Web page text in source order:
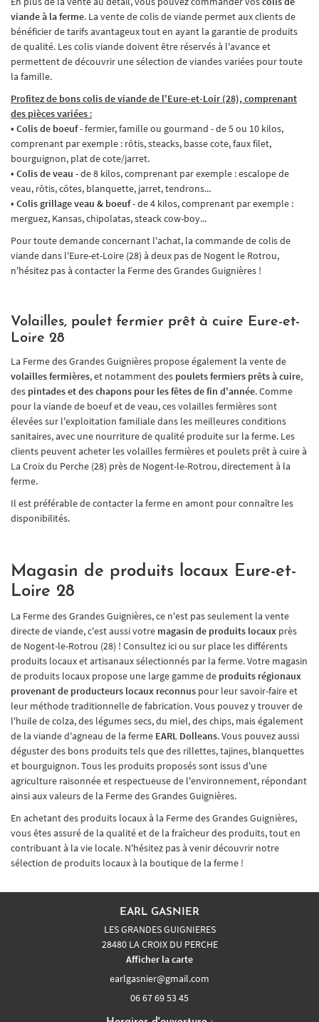
Rejoignez-
viande à la ferme. La vente de colis de viande permet aux clients de
bénéficier de tarifs avantageux tout en ayant la garantie de produits
de qualité. Les colis viande doivent être réservés à l'avance et
permettent de découvrir une sélection de viandes variées pour toute
la famille.
Profitez de bons colis de viande de l'Eure-et-Loir (28), comprenant
des pièces variées :
• Colis de boeuf- fermier, famille ou gourmand - de 5 ou 10 kilos,
comprenant par exemple : rôtis, steacks, basse cote, faux filet,
bourguignon, plat de cote/jarret.
• Colis de veau - de 8 kilos, comprenant par exemple : escalope de
veau, rôtis, côtes, blanquette, jarret, tendrons...
• Colis grillage veau & boeuf- de 4 kilos, comprenant par exemple :
merguez, Kansas, chipolatas, steack cow-boy...
Pour toute demande concernant l'achat, la commande de colis de
viande dans l'Eure-et-Loire (28) à deux pas de Nogent le Rotrou,
n'hésitez pas à contacter la Ferme des Grandes Guignières !
Volailles, poulet fermier prêt à cuire Eure-et-
Loire 28
La Ferme des Grandes Guignières propose également la vente de
volailles fermières, et notamment des poulets fermiers prêts à cuire,
des pintades et des chapons pour les fêtes de fin d'année. Comme
pour la viande de boeuf et de veau, ces volailles fermières sont
élevées sur l'exploitation familiale dans les meilleures conditions
sanitaires, avec une nourriture de qualité produite sur la ferme. Les
clients peuvent acheter les volailles fermières et poulets prêt à cuire à
La Croix du Perche (28) près de Nogent-le-Rotrou, directement à la
ferme.
Il est préférable de contacter la ferme en amont pour connaître les
disponibilités.
Magasin de produits locaux Eure-et-
Loire 28
La Ferme des Grandes Guignières, ce n'est pas seulement la vente
directe de viande, c'est aussi votre magasin de produits locaux près
de Nogent-le-Rotrou (28) ! Consultez ici ou sur place les différents
produits locaux et artisanaux sélectionnés par la ferme. Votre magasin
de produits locaux propose une large gamme de produits régionaux
provenant de producteurs locaux reconnus pour leur savoir-faire et
leur méthode traditionnelle de fabrication. Vous pouvez y trouver de
l'huile de colza, des légumes secs, du miel, des chips, mais également
de la viande d'agneau de la ferme EARL Dolleans. Vous pouvez aussi
déguster des bons produits tels que des rillettes, tajines, blanquettes
et bourguignon. Tous les produits proposés sont issus d'une
agriculture raisonnée et respectueuse de l'environnement, répondant
ainsi aux valeurs de la Ferme des Grandes Guignières.
En achetant des produits locaux à la Ferme des Grandes Guignières,
vous êtes assuré de la qualité et de la fraîcheur des produits, tout en
contribuant à la vie locale. N'hésitez pas à venir découvrir notre
sélection de produits locaux à la boutique de la ferme !
EARL GASNIER
LES GRANDES GUIGNIERES
28480 LA CROIX DU PERCHE
Afficher la carte
06 67 69 53 45